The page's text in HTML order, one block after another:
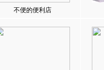
不便的便利店